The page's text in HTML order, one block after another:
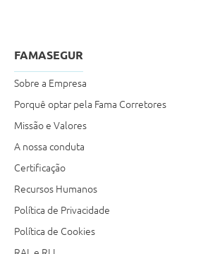
FAMASEGUR
Sobre a Empresa
Porquê optar pela Fama Corretores
Missão e Valores
A nossa conduta
Certificação
Recursos Humanos
Política de Privacidade
Política de Cookies